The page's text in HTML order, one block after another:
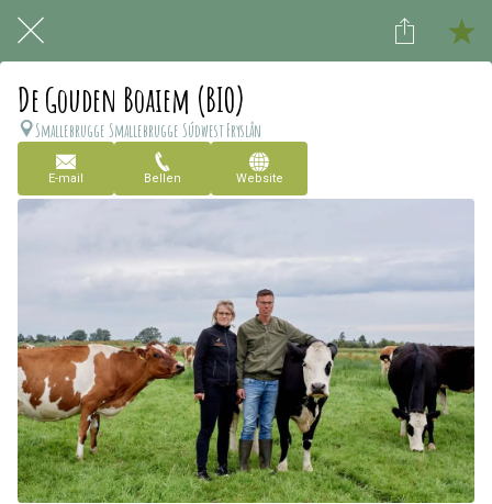
De Gouden Boaiem (BIO)
Smallebrugge Smallebrugge Súdwest Fryslân
E-mail Bellen Website